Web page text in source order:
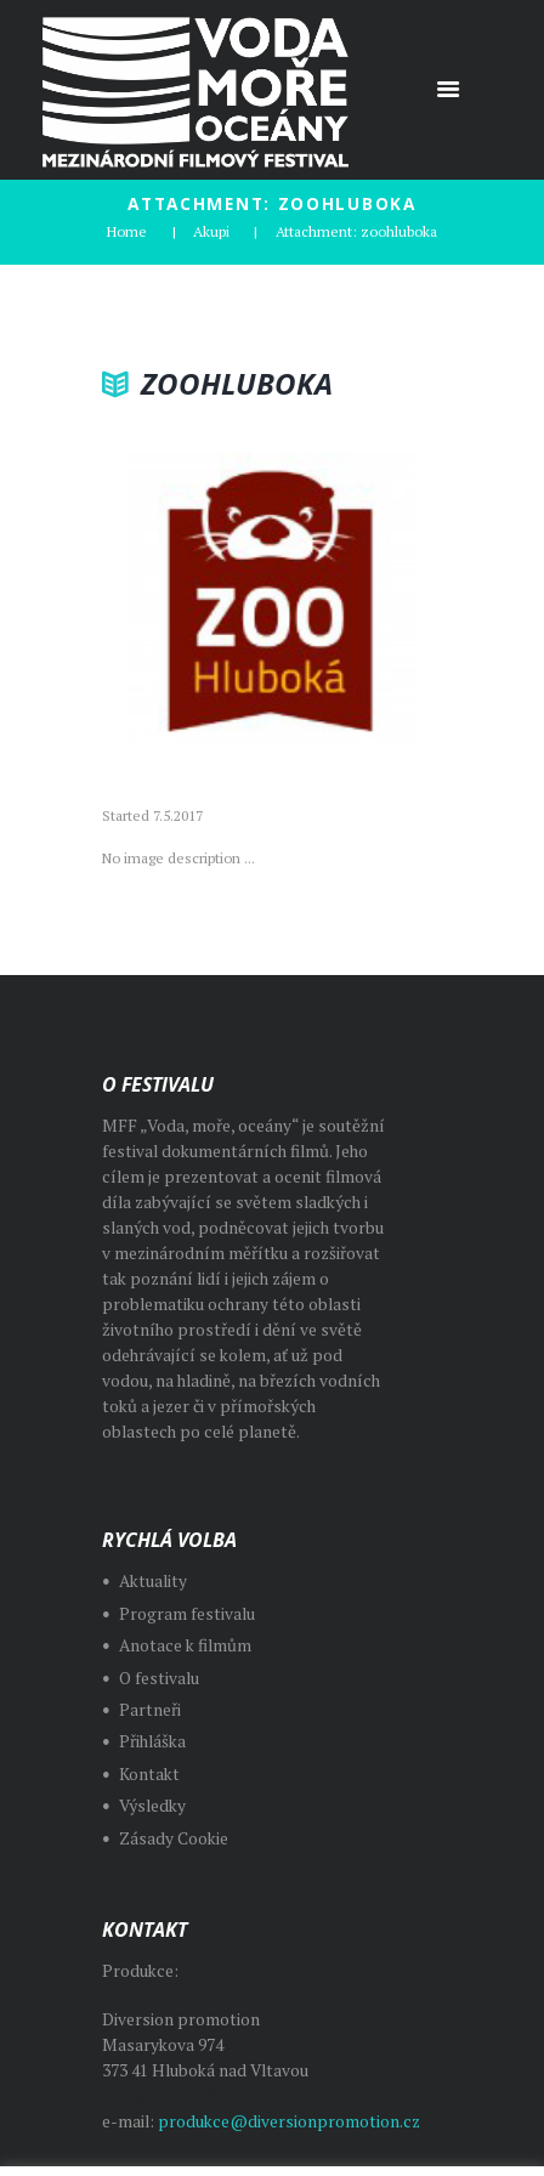
ATTACHMENT: ZOOHLUBOKA
Home Akupi Attachment: zoohluboka
ZOOHLUBOKA
Started 7.5.2017
No image description ...
O FESTIVALU
MFF „Voda, moře, oceány“ je soutěžní
festival dokumentárních filmů. Jeho
cílem je prezentovat a ocenit filmová
díla zabývající se světem sladkých i
slaných vod, podněcovat jejich tvorbu
v mezinárodním měřítku a rozšiřovat
tak poznání lidí i jejich zájem o
problematiku ochrany této oblasti
životního prostředí i dění ve světě
odehrávající se kolem, ať už pod
vodou, na hladině, na březích vodních
toků a jezer či v přímořských
oblastech po celé planetě.
RYCHLÁ VOLBA
Aktuality
Program festivalu
Anotace k filmům
O festivalu
Partneři
Přihláška
Kontakt
Výsledky
Zásady Cookie
KONTAKT
Produkce:
Diversion promotion
Masarykova 974
373 41 Hluboká nad Vltavou
e-mail: produkce@diversionpromotion.cz